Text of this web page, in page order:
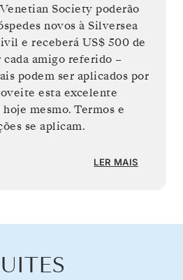
Society poderão
novos à Silversea
e receberá US$ 500 de
cada amigo referido –
podem ser aplicados por
esta excelente
mesmo. Termos e
se aplicam.
LER MAIS